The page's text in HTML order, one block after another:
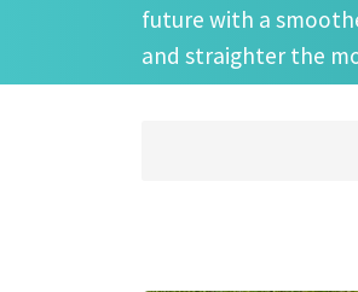
future with a
and straighter the